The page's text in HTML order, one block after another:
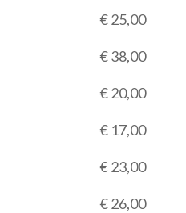
€ 25,00
€ 38,00
€ 20,00
€ 17,00
€ 23,00
€ 26,00